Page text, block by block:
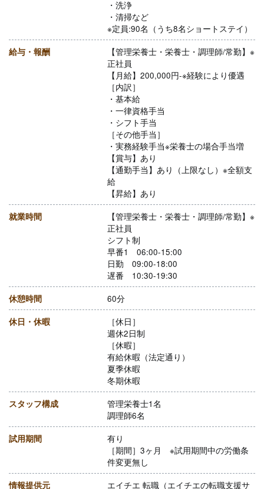
・洗浄
・清掃など
※定員:90名（うち8名ショートステイ）
給与・報酬
【管理栄養士・栄養士・調理師/常勤】※
正社員
【月給】200,000円-※経験により優遇
［内訳］
・基本給
・一律資格手当
・シフト手当
［その他手当］
・実務経験手当※栄養士の場合手当増
【賞与】あり
【通勤手当】あり（上限なし）※全額支
給
【昇給】あり
就業時間
【管理栄養士・栄養士・調理師/常勤】※
正社員
シフト制
早番1 06:00-15:00
日勤 09:00-18:00
遅番 10:30-19:30
休憩時間 60分
休日・休暇
［休日］
週休2日制
［休暇］
有給休暇（法定通り）
夏季休暇
冬期休暇
スタッフ構成
管理栄養士1名
調理師6名
試用期間
有り
［期間］3ヶ月 ※試用期間中の労働条
件変更無し
情報提供元 エイチエ 転職（エイチエの転職支援サ